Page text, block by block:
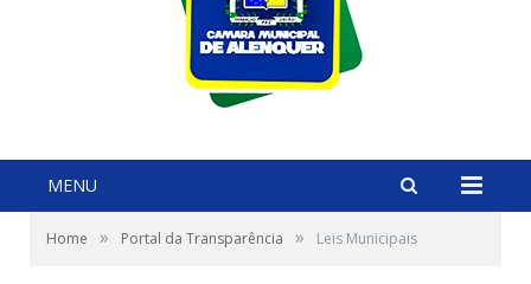
MENU
Home » Portal da Transparência » Leis Municipais